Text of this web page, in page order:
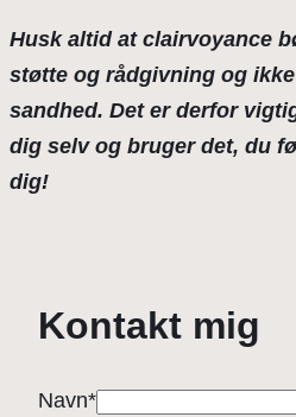
Husk altid at clairvoyance
støtte og rådgivning og
sandhed. Det er derfor
dig selv og bruger det, du
dig!
Kontakt mig
Navn*